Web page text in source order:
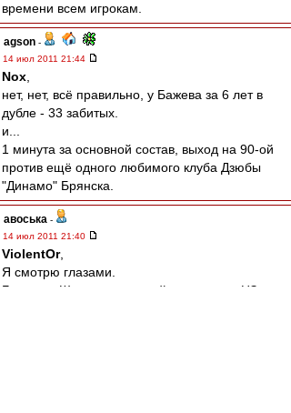
времени всем игрокам.
agson -
14 июл 2011 21:44
Nox
нет, нет, всё правильно, у Бажева за 6 лет в
дубле - 33 забитых.
и...
1 минута за основной состав, выход на 90-ой
против ещё одного любимого клуба Дзюбы
"Динамо" Брянска.
авоська -
14 июл 2011 21:40
ViolentOr,
Я смотрю глазами.
Был еще Шешуков,который на позиции ЦЗ